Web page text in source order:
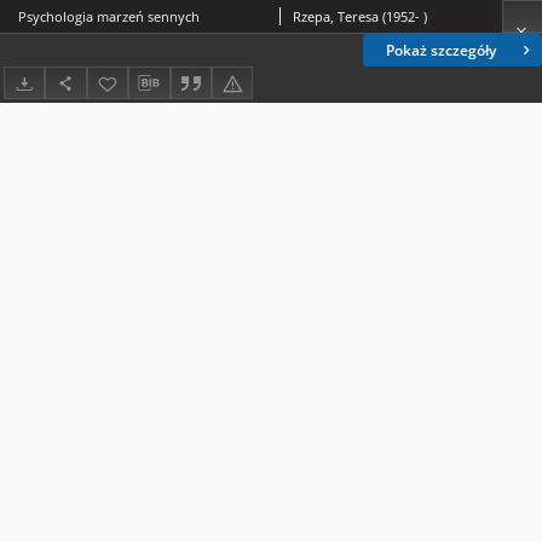
Pokaż szczegóły
Psychologia marzeń sennych Rzepa, Teresa (1952- )